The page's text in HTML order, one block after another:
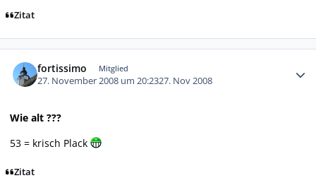
Zitat
fortissimo Mitglied
27. November 2008 um 20:2327. Nov 2008
Wie alt ???
53 = krisch Plack
Zitat